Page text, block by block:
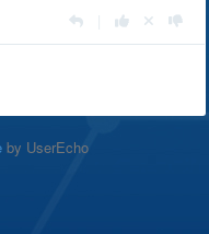
by UserEcho